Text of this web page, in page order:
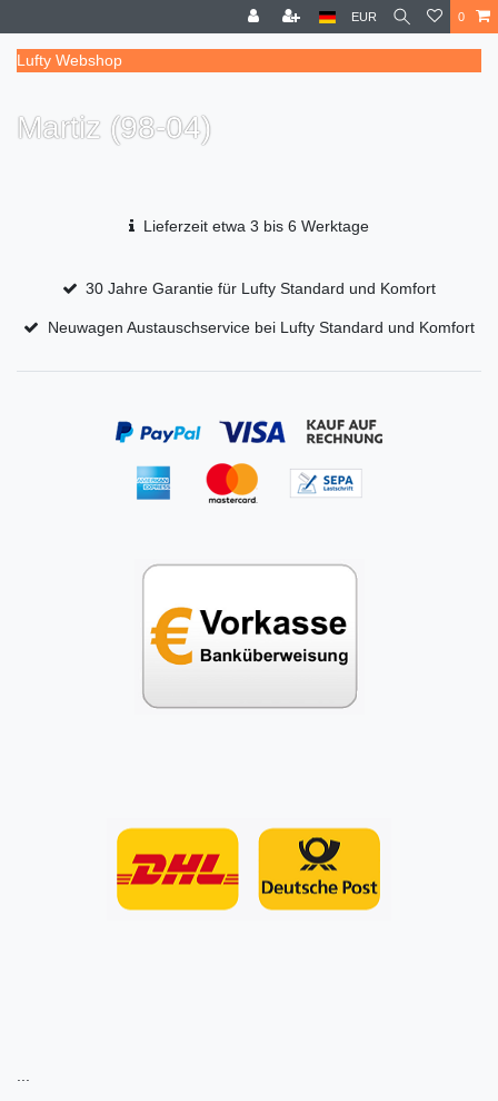
EUR 0
Lufty Webshop
Martiz (98-04)
Lieferzeit etwa 3 bis 6 Werktage
30 Jahre Garantie für Lufty Standard und Komfort
Neuwagen Austauschservice bei Lufty Standard und Komfort